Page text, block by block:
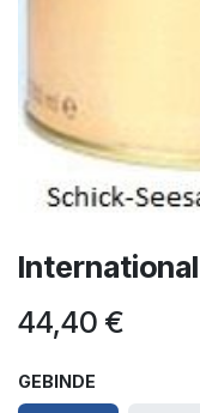
44,40 €
GEBINDE